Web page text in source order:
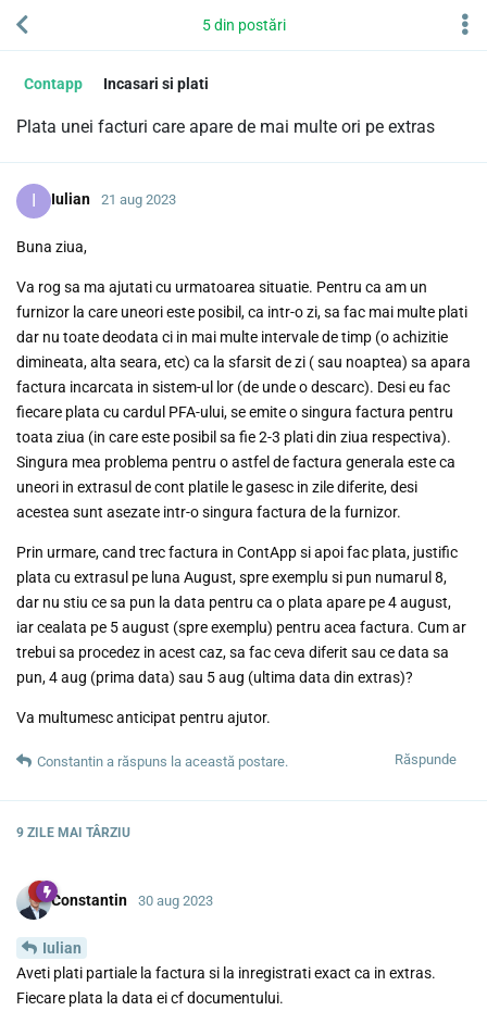
Contapp Incasari si plati
Plata unei facturi care apare de mai multe ori pe extras
5din postări
I Iulian 21 aug 2023
Buna ziua,
Va rog sa ma ajutati cu urmatoarea situatie. Pentru ca am un
furnizor la care uneori este posibil, ca intr-o zi, sa fac mai multe plati
dar nu toate deodata ci in mai multe intervale de timp (o achizitie
dimineata, alta seara, etc) ca la sfarsit de zi ( sau noaptea) sa apara
factura incarcata in sistem-ul lor (de unde o descarc). Desi eu fac
fiecare plata cu cardul PFA-ului, se emite o singura factura pentru
toata ziua (in care este posibil sa fie 2-3 plati din ziua respectiva).
Singura mea problema pentru o astfel de factura generala este ca
uneori in extrasul de cont platile le gasesc in zile diferite, desi
acestea sunt asezate intr-o singura factura de la furnizor.
Prin urmare, cand trec factura in ContApp si apoi fac plata, justific
plata cu extrasul pe luna August, spre exemplu si pun numarul 8,
dar nu stiu ce sa pun la data pentru ca o plata apare pe 4 august,
iar cealata pe 5 august (spre exemplu) pentru acea factura. Cum ar
trebui sa procedez in acest caz, sa fac ceva diferit sau ce data sa
pun, 4 aug (prima data) sau 5 aug (ultima data din extras)?
Va multumesc anticipat pentru ajutor.
Răspunde
Constantin a răspuns la această postare.
9 ZILE MAI TÂRZIU
Constantin 30 aug 2023
Iulian
Aveti plati partiale la factura si la inregistrati exact ca in extras.
Fiecare plata la data ei cf documentului.